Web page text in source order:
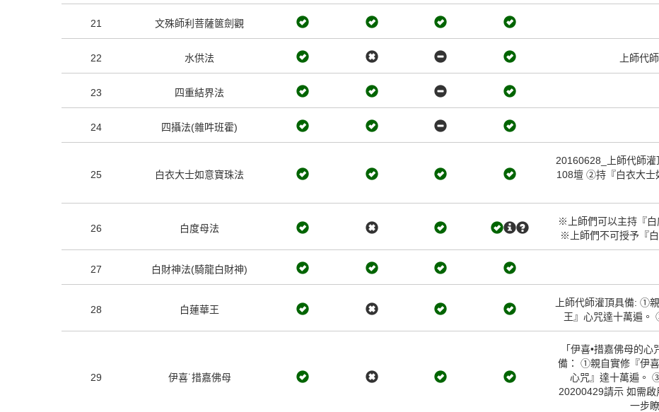
21 文殊師利菩薩篋劍觀
22 水供法 上師代
23 四重結界法
24 四攝法(雜吽班霍)
25 白衣大士如意寶珠法
20160628_上師代師
108壇 ②持『白衣大士
26 白度母法
※上師們可以主持『
※上師們不可授予『
27 白財神法(騎龍白財神)
28 白蓮華王
上師代師灌頂具備: ①
王』心咒達十萬遍。
29 伊喜˙措嘉佛母
「伊喜•措嘉佛母的
備： ①親自實修『伊
心咒』達十萬遍。
20200429請示 如需
一步